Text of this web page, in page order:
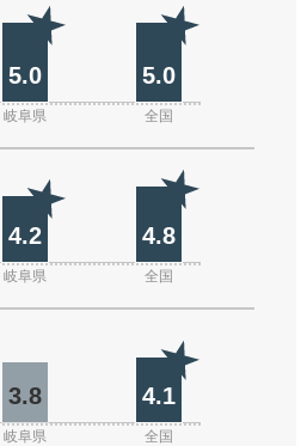
5.0 5.0
岐阜県 全国
4.2 4.8
岐阜県 全国
3.8 4.1
岐阜県 全国